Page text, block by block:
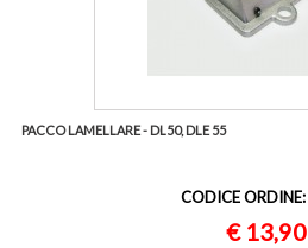
PACCO LAMELLARE - DL50, DLE 55
CODICE ORDINE:
€ 13,90